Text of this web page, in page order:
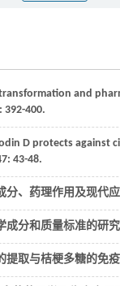
and
392-400.
D protects against
: 43-48.
分、药理作用及现代
成分和质量标准的研
提取与桔梗多糖的免